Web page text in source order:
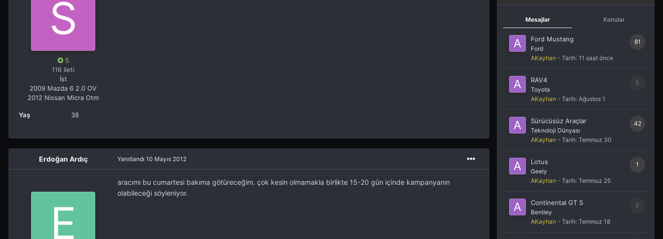
5
116 ileti
İst
2009 Mazda 6 2.0 OV
2012 Nissan Micra Otm
Yaş 38
Erdoğan Ardıç Yanıtlandı 10 Mayıs 2012
aracımı bu cumartesi bakıma götüreceğim. çok kesin olmamakla birlikte 15-20 gün içinde kampanyanın
olabileceği söyleniyor.
Mesajlar Konular
81
Ford Mustang
Ford
AKayhan - Tarih: 11 saat önce
0
RAV4
Toyota
AKayhan - Tarih: Ağustos 1
42
Sürücüsüz Araçlar
Teknoloji Dünyası
AKayhan - Tarih: Temmuz 30
1
Lotus
Geely
AKayhan - Tarih: Temmuz 25
0
Continental GT S
Bentley
AKayhan - Tarih: Temmuz 18